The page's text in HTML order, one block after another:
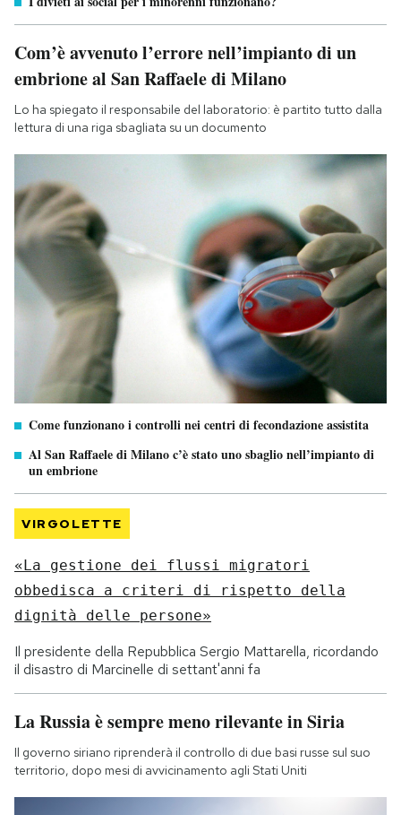
Com’è avvenuto l’errore nell’impianto di un
embrione al San Raffaele di Milano
Lo ha spiegato il responsabile del laboratorio: è partito tutto dalla
lettura di una riga sbagliata su un documento
Come funzionano i controlli nei centri di fecondazione assistita
Al San Raffaele di Milano c’è stato uno sbaglio nell’impianto di
un embrione
VIRGOLETTE
«La gestione dei flussi migratori
obbedisca a criteri di rispetto della
dignità delle persone»
Il presidente della Repubblica Sergio Mattarella, ricordando
il disastro di Marcinelle di settant'anni fa
La Russia è sempre meno rilevante in Siria
Il governo siriano riprenderà il controllo di due basi russe sul suo
territorio, dopo mesi di avvicinamento agli Stati Uniti